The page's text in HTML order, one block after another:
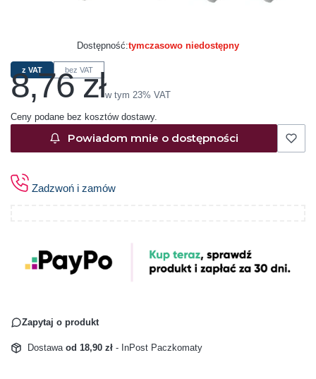
Dostępność:tymczasowo niedostępny
z VAT bez VAT
Cena
8,76 złw tym 23% VAT
w tym 23% VAT
Ceny podane bez kosztów dostawy.
Powiadom mnie o dostępności
Zadzwoń i zamów
Zapytaj o produkt
Dostawa od 18,90 zł - InPost Paczkomaty